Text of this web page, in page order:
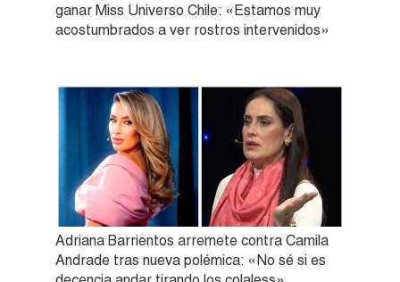
ganar Miss Universo Chile: «Estamos muy
acostumbrados a ver rostros intervenidos»
Adriana Barrientos arremete contra Camila
Andrade tras nueva polémica: «No sé si es